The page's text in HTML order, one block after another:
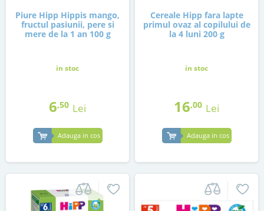
Piure Hipp Hippis mango,
fructul pasiunii, pere si
mere de la 1 an 100 g
in stoc
6,50 Lei
Adauga in cos
Cereale Hipp fara lapte
primul ovaz al copilului de
la 4 luni 200 g
in stoc
16,00 Lei
Adauga in cos